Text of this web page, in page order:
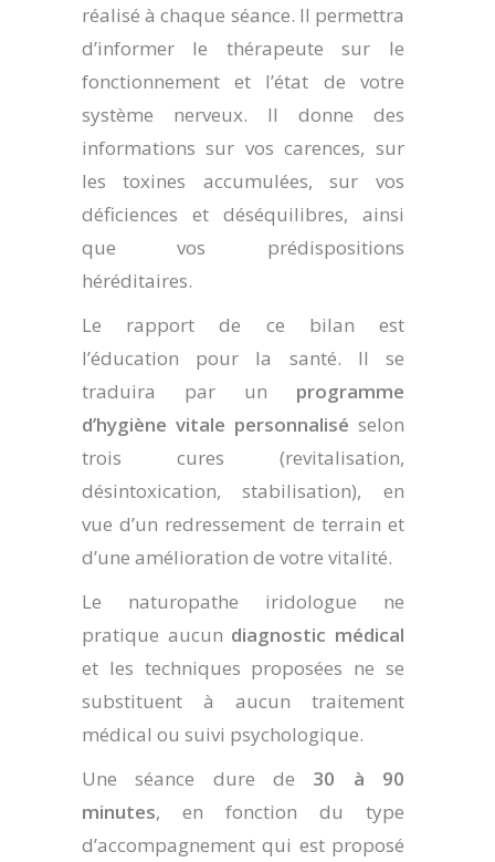
réalisé à chaque séance. Il permettra
d’informer le thérapeute sur le
fonctionnement et l’état de votre
système nerveux. Il donne des
informations sur vos carences, sur
les toxines accumulées, sur vos
déficiences et déséquilibres, ainsi
que vos prédispositions
héréditaires.
Le rapport de ce bilan est
l’éducation pour la santé. Il se
traduira par un programme
d’hygiène vitale personnalisé selon
trois cures (revitalisation,
désintoxication, stabilisation), en
vue d’un redressement de terrain et
d’une amélioration de votre vitalité.
Le naturopathe iridologue ne
pratique aucun diagnostic médical
et les techniques proposées ne se
substituent à aucun traitement
médical ou suivi psychologique.
Une séance dure de 30 à 90
minutes, en fonction du type
d’accompagnement qui est proposé